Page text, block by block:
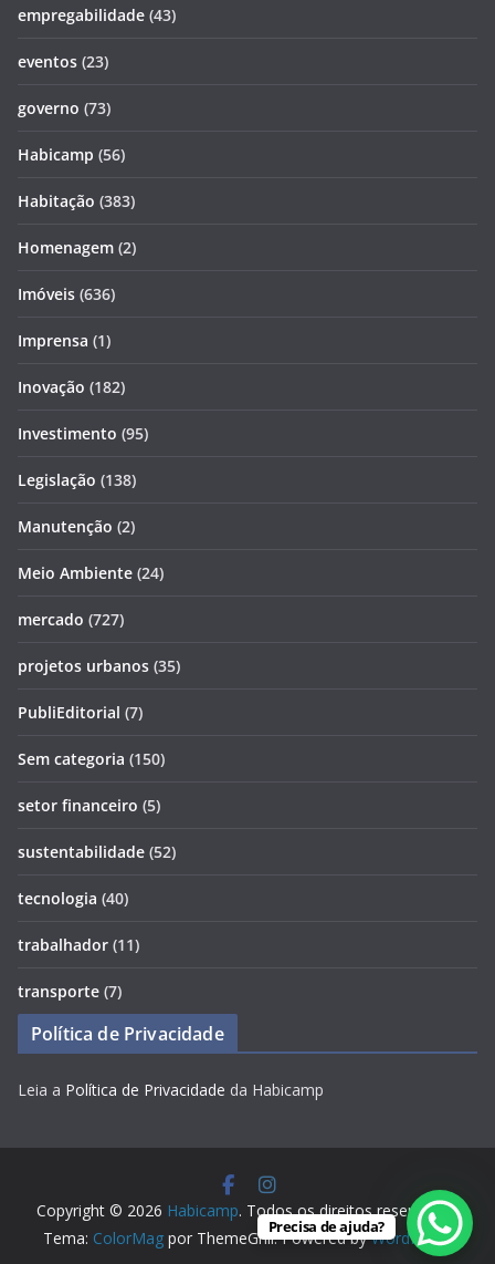
empregabilidade (43)
eventos (23)
governo (73)
Habicamp (56)
Habitação (383)
Homenagem (2)
Imóveis (636)
Imprensa (1)
Inovação (182)
Investimento (95)
Legislação (138)
Manutenção (2)
Meio Ambiente (24)
mercado (727)
projetos urbanos (35)
PubliEditorial (7)
Sem categoria (150)
setor financeiro (5)
sustentabilidade (52)
tecnologia (40)
trabalhador (11)
transporte (7)
Política de Privacidade
Leia a Política de Privacidade da Habicamp
Copyright © 2026 Habicamp. Todos os direitos reservados.
Tema: ColorMagpor ThemeGrill. Powered byWordPress.
Precisa de ajuda?